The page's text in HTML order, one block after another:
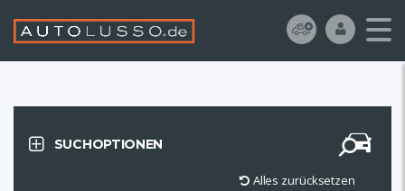
SUCHOPTIONEN
Alles zurücksetzen